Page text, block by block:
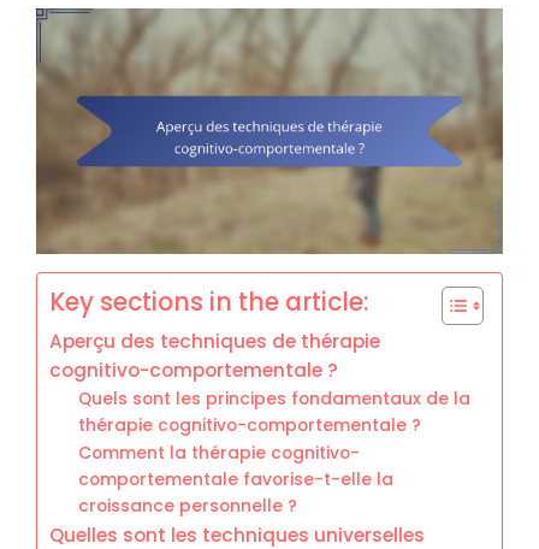
Key sections in the article:
Aperçu des techniques de thérapie
cognitivo-comportementale ?
Quels sont les principes fondamentaux de la
thérapie cognitivo-comportementale ?
Comment la thérapie cognitivo-
comportementale favorise-t-elle la
croissance personnelle ?
Quelles sont les techniques universelles